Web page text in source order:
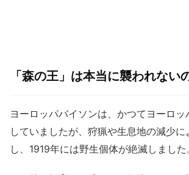
「森の王」は本当に襲われない
ヨーロッパバイソンは、かつてヨーロ
していましたが、狩猟や生息地の減少に
し、1919年には野生個体が絶滅しました